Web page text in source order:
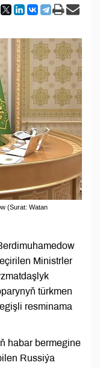
(Surat: Watan
Ministrler
türkmen
resminama
habar bermegine
Russiýa